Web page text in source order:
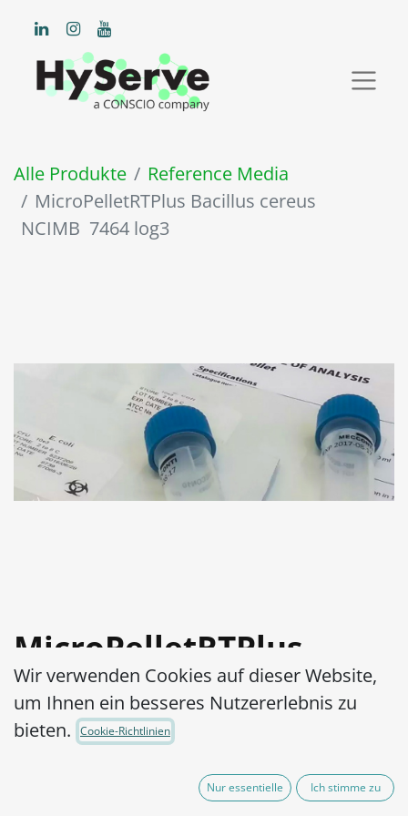
Alle Produkte
Reference Media
MicroPelletRTPlus Bacillus cereus
NCIMB 7464 log3
MicroPelletRTPlus
Bacillus cereus
NCIMB 7464 log3
exkl. MwSt.
Wir verwenden Cookies auf dieser Website,
um Ihnen ein besseres Nutzererlebnis zu
bieten.
Cookie-Richtlinien
Nur essentielle Ich stimme zu